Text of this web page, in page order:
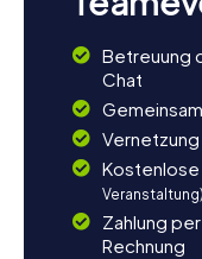
Betreuung
Chat
Kostenlose
Veranstaltung)
Zahlung
Rechnung